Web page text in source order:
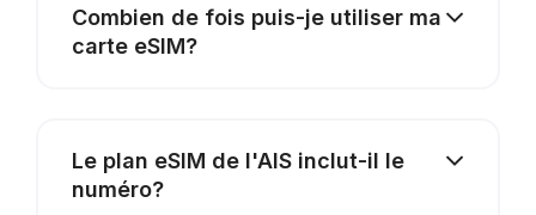
Combien de fois puis-je utiliser ma
carte eSIM?
Le plan eSIM de l'AIS inclut-il le
numéro?